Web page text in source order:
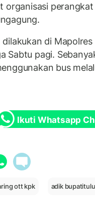
organisasi
dilakukan di
Sabtu pagi.
bus
Ikuti Whatsapp
ott kpk adik